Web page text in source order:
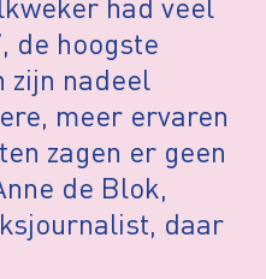
de hoogste
zijn nadeel
meer ervaren
zagen er geen
de Blok,
daar